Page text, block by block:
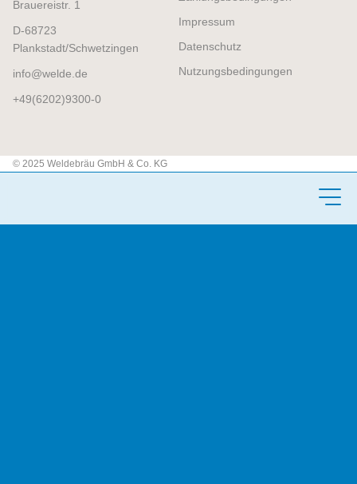
Brauereistr. 1
D-68723
Plankstadt/Schwetzingen
info
welde.de
+49(6202)9300-0
Impressum
Datenschutz
Nutzungsbedingungen​
© 2025 Weldebräu GmbH & Co. KG